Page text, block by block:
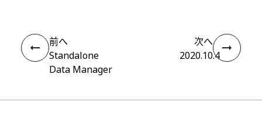
前へ
Standalone
Data Manager
次へ
2020.10.4